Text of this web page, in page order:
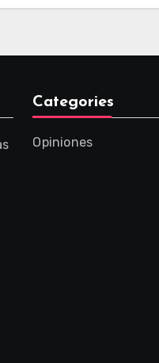
Categories
Opiniones